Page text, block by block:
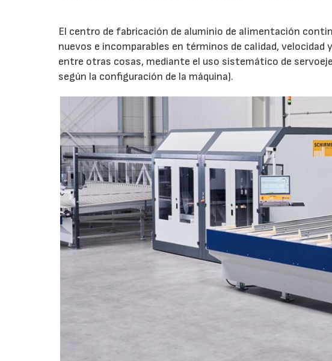
El centro de fabricación de aluminio de alimentación
nuevos e incomparables en términos de calidad,
entre otras cosas, mediante el uso sistemático de
según la configuración de la máquina).